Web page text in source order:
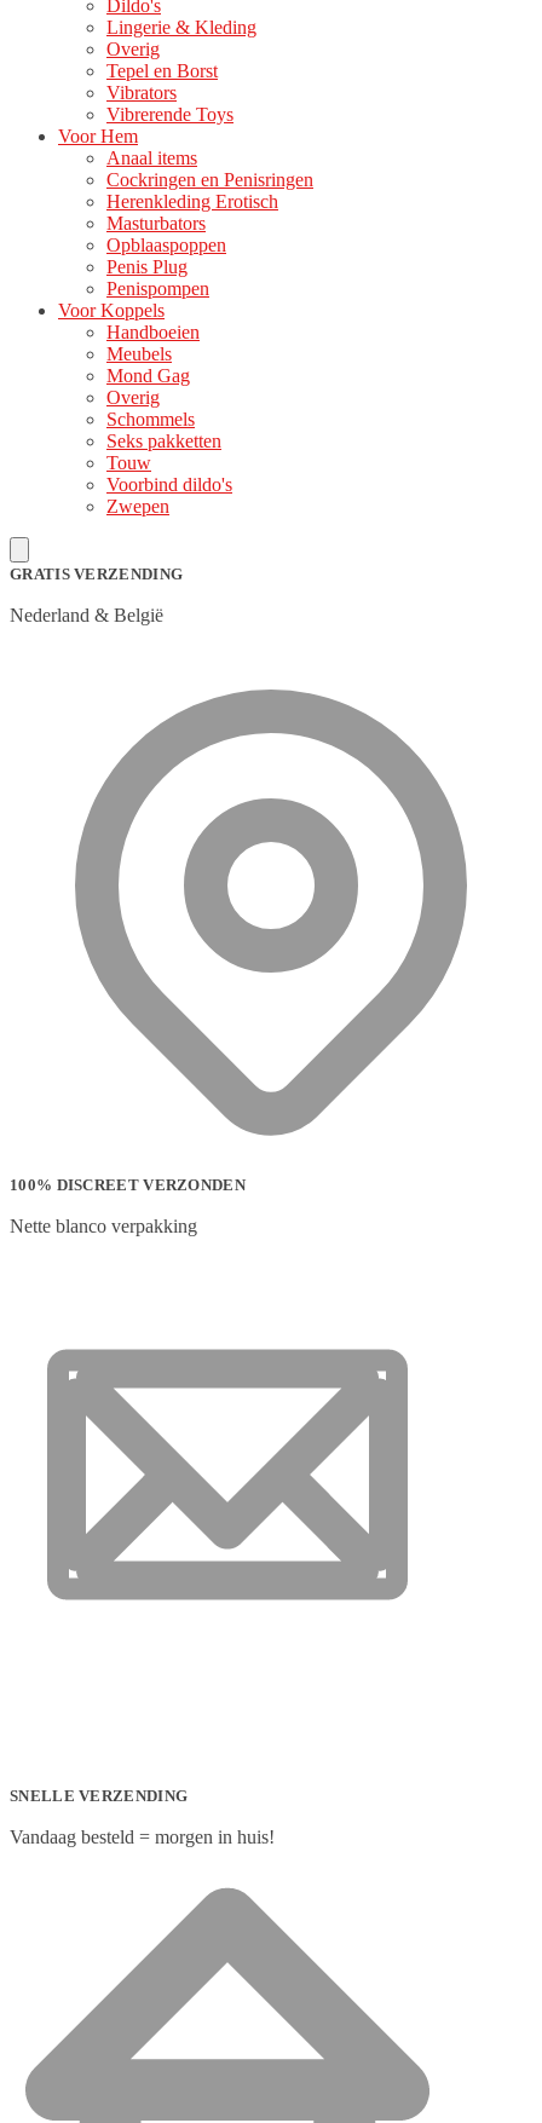
Dildo's
Lingerie & Kleding
Overig
Tepel en Borst
Vibrators
Vibrerende Toys
Voor Hem
Anaal items
Cockringen en Penisringen
Herenkleding Erotisch
Masturbators
Opblaaspoppen
Penis Plug
Penispompen
Voor Koppels
Handboeien
Meubels
Mond Gag
Overig
Schommels
Seks pakketten
Touw
Voorbind dildo's
Zwepen
GRATIS VERZENDING
Nederland & België
100% DISCREET VERZONDEN
Nette blanco verpakking
SNELLE VERZENDING
Vandaag besteld = morgen in huis!